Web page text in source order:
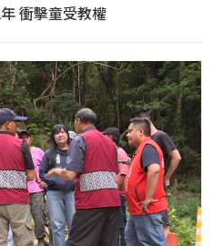
衝擊童受教權